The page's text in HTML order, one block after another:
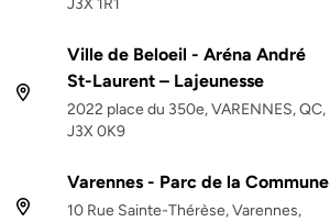
Ville de Beloeil - Aréna André
St-Laurent – Lajeunesse
2022 place du 350e, VARENNES, QC,
J3X 0K9
Varennes - Parc de la Commune
10 Rue Sainte-Thérèse, Varennes,